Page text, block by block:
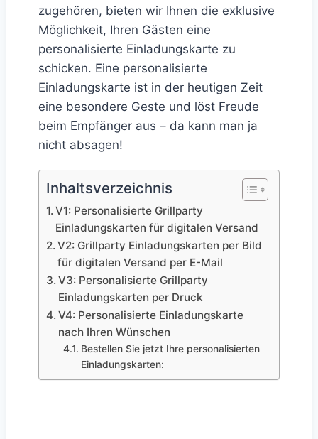
zugehören, bieten wir Ihnen die exklusive
Möglichkeit, Ihren Gästen eine
personalisierte Einladungskarte zu
schicken. Eine personalisierte
Einladungskarte ist in der heutigen Zeit
eine besondere Geste und löst Freude
beim Empfänger aus – da kann man ja
nicht absagen!
Inhaltsverzeichnis
V1: Personalisierte Grillparty
Einladungskarten für digitalen Versand
V2: Grillparty Einladungskarten per Bild
für digitalen Versand per E-Mail
V3: Personalisierte Grillparty
Einladungskarten per Druck
V4: Personalisierte Einladungskarte
nach Ihren Wünschen
Bestellen Sie jetzt Ihre personalisierten
Einladungskarten: